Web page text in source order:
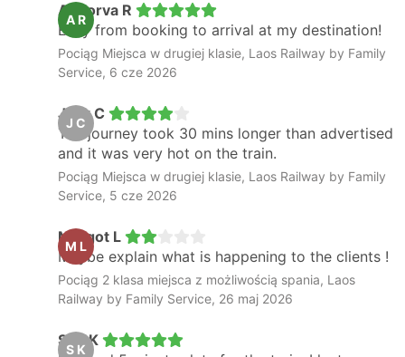
A R
Apoorva R
Easy from booking to arrival at my destination!
Pociąg Miejsca w drugiej klasie, Laos Railway by Family
Service, 6 cze 2026
J C
Jack C
The journey took 30 mins longer than advertised
and it was very hot on the train.
Pociąg Miejsca w drugiej klasie, Laos Railway by Family
Service, 5 cze 2026
M L
Margot L
Maybe explain what is happening to the clients !
Pociąg 2 klasa miejsca z możliwością spania, Laos
Railway by Family Service, 26 maj 2026
S K
Suu K